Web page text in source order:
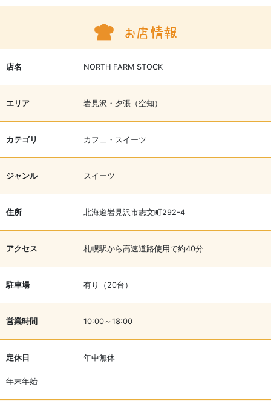
店名 NORTH FARM STOCK
エリア 岩見沢・夕張（空知）
カテゴリ カフェ・スイーツ
ジャンル スイーツ
住所 北海道岩見沢市志文町292-4
アクセス 札幌駅から高速道路使用で約40分
駐車場 有り（20台）
営業時間 10:00～18:00
定休日 年中無休
年末年始